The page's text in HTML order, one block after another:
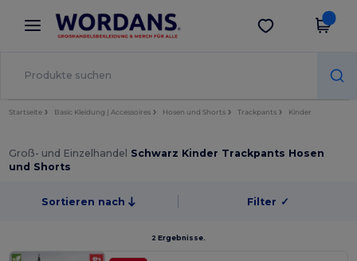
× Wordans App
Bessere Preise in der App!
App holen
Startseite Basic Kleidung | Accessoires Hosen und Shorts Trackpants Kinder
Groß- und Einzelhandel Schwarz Kinder Trackpants Hosen
und Shorts
Sortieren nach Filter ✓
2 Ergebnisse.